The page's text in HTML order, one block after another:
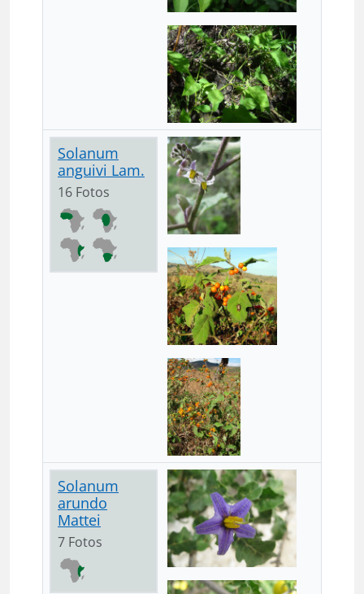
Solanum
anguivi Lam.
16 Fotos
Solanum
arundo
Mattei
7 Fotos